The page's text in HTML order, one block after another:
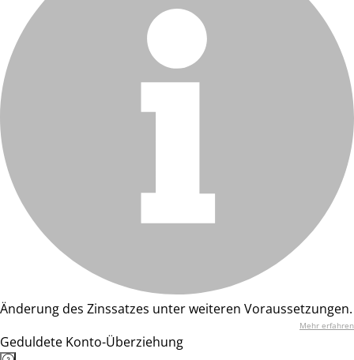
Änderung des Zinssatzes unter weiteren Voraussetzungen.
Mehr erfahren
Geduldete Konto-Überziehung